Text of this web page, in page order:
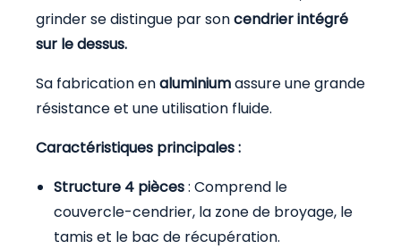
grinder se distingue par soncendrier intégré
sur le dessus.
Sa fabrication enaluminiumassure une grande
résistance et une utilisation fluide.
Caractéristiques principales :
Structure 4 pièces: Comprend le
couvercle-cendrier, la zone de broyage, le
tamis et le bac de récupération.